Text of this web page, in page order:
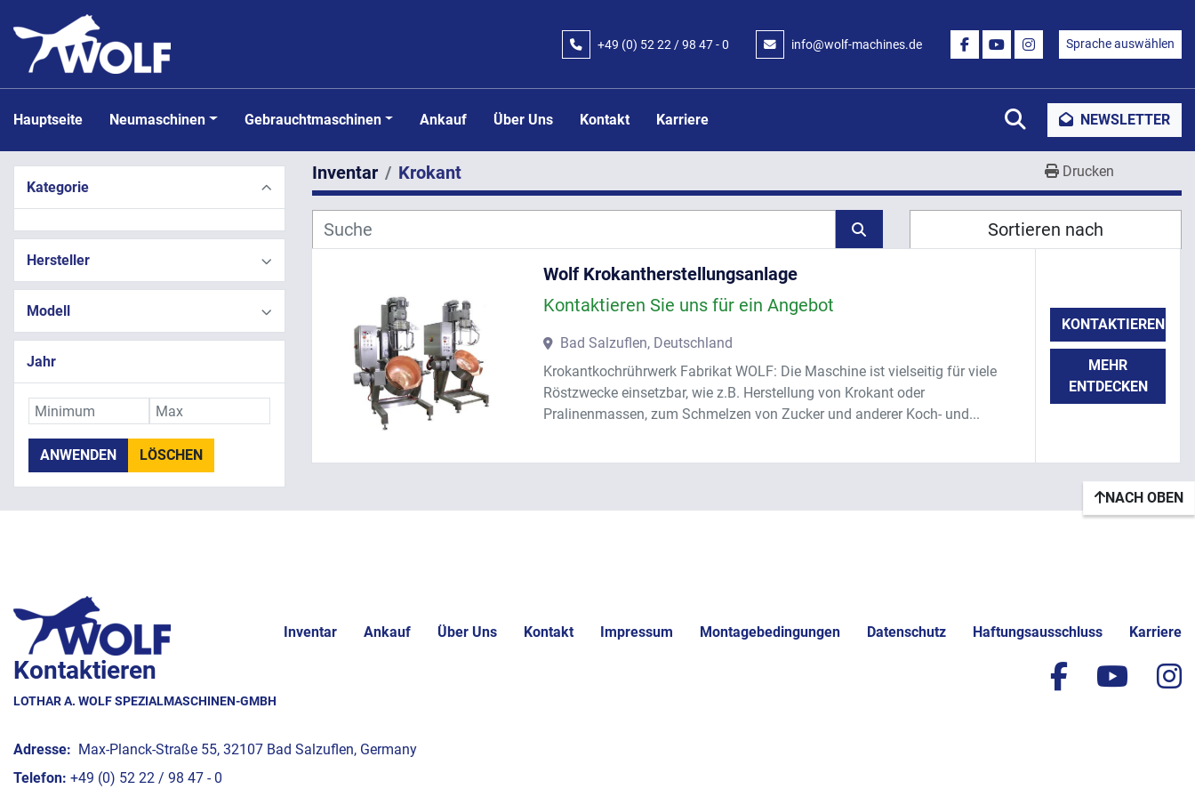
+49 (0) 52 22 / 98 47 - 0 info@wolf-machines.de
FACEBOOK
YOUTUBEINSTAGRAM
Sprache auswählen
Hauptseite Neumaschinen Gebrauchtmaschinen Ankauf Über Uns Kontakt Karriere SucheNEWSLETTER
Kategorie
Hersteller
Modell
Jahr
ANWENDEN LÖSCHEN
Inventar Krokant Drucken
Sortieren nach
Wolf Krokantherstellungsanlage
Kontaktieren Sie uns für ein Angebot
Bad Salzuflen, Deutschland
Krokantkochrührwerk Fabrikat WOLF: Die Maschine ist vielseitig für viele
Röstzwecke einsetzbar, wie z.B. Herstellung von Krokant oder
Pralinenmassen, zum Schmelzen von Zucker und anderer Koch- und...
KONTAKTIEREN
MEHR
ENTDECKEN
NACH OBEN
Inventar Ankauf Über Uns Kontakt Impressum Montagebedingungen Datenschutz Haftungsausschluss Karriere
Kontaktieren
LOTHAR A. WOLF SPEZIALMASCHINEN-GMBH
Adresse: Max-Planck-Straße 55, 32107 Bad Salzuflen, Germany
Telefon: +49 (0) 52 22 / 98 47 - 0
facebook